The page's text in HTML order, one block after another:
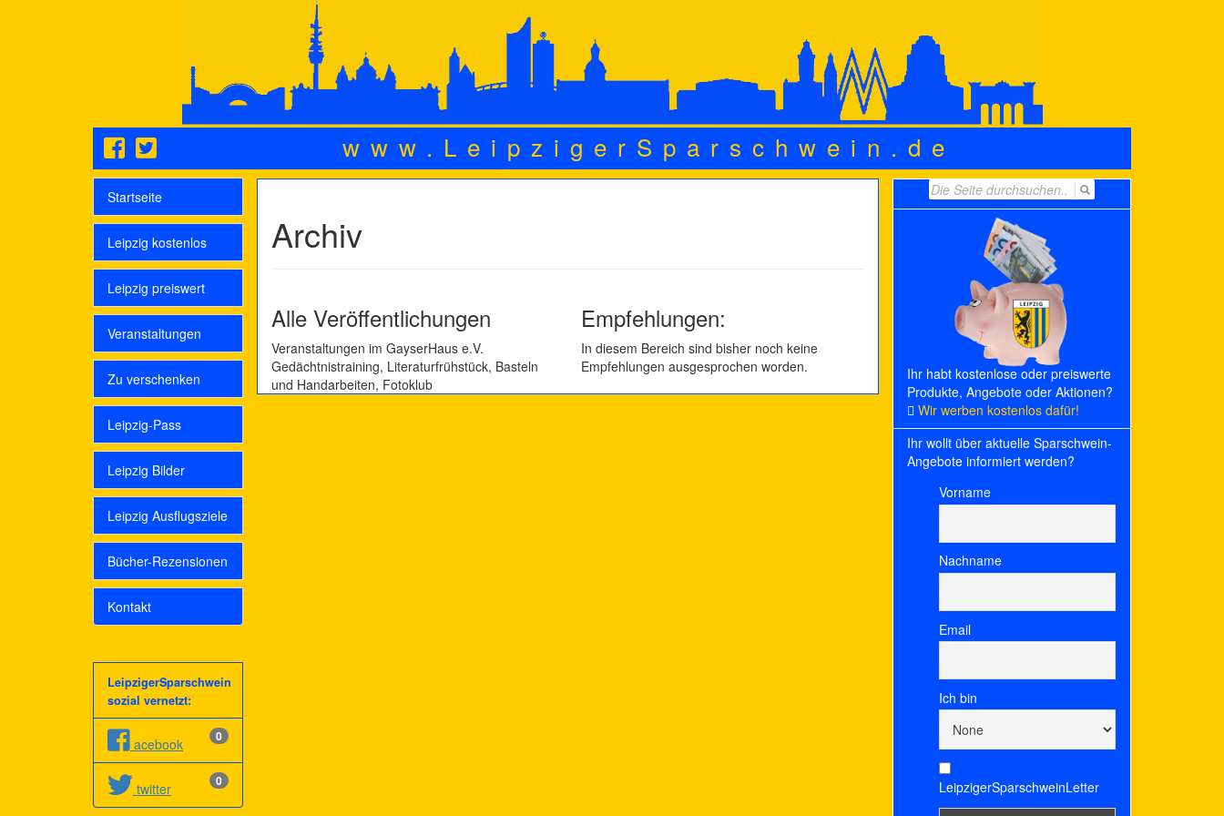
www.LeipzigerSparschwein.de
Startseite
Leipzig kostenlos
Leipzig preiswert
Veranstaltungen
Zu verschenken
Leipzig-Pass
Leipzig Bilder
Leipzig Ausflugsziele
Bücher-Rezensionen
Kontakt
LeipzigerSparschwein
sozial vernetzt:
0
acebook
0
twitter
Archiv
Alle Veröffentlichungen
Veranstaltungen im GayserHaus e.V.
Gedächtnistraining, Literaturfrühstück, Basteln
und Handarbeiten, Fotoklub
Empfehlungen:
In diesem Bereich sind bisher noch keine
Empfehlungen ausgesprochen worden.
Search
for:
Ihr habt kostenlose oder preiswerte
Produkte, Angebote oder Aktionen?
Wir werben kostenlos dafür!
Ihr wollt über aktuelle Sparschwein-
Angebote informiert werden?
Vorname
Nachname
Email
Ich bin
LeipzigerSparschweinLetter